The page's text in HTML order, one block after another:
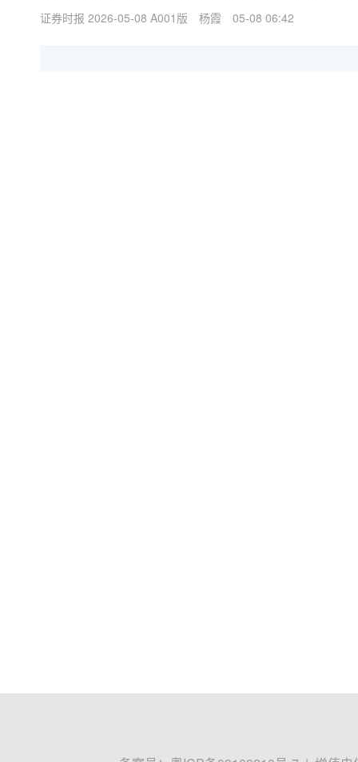
证券时报 2026-05-08 A001版 杨霞 05-08 06:42